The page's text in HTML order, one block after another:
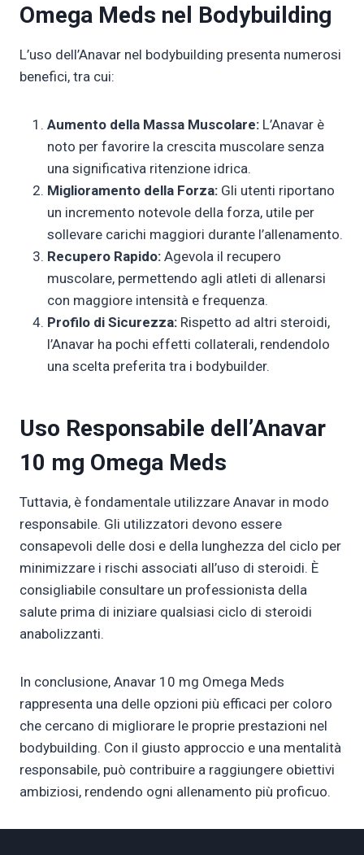
Omega Meds nel Bodybuilding
L’uso dell’Anavar nel bodybuilding presenta numerosi
benefici, tra cui:
Aumento della Massa Muscolare: L’Anavar è
noto per favorire la crescita muscolare senza
una significativa ritenzione idrica.
Miglioramento della Forza: Gli utenti riportano
un incremento notevole della forza, utile per
sollevare carichi maggiori durante l’allenamento.
Recupero Rapido: Agevola il recupero
muscolare, permettendo agli atleti di allenarsi
con maggiore intensità e frequenza.
Profilo di Sicurezza: Rispetto ad altri steroidi,
l’Anavar ha pochi effetti collaterali, rendendolo
una scelta preferita tra i bodybuilder.
Uso Responsabile dell’Anavar
10 mg Omega Meds
Tuttavia, è fondamentale utilizzare Anavar in modo
responsabile. Gli utilizzatori devono essere
consapevoli delle dosi e della lunghezza del ciclo per
minimizzare i rischi associati all’uso di steroidi. È
consigliabile consultare un professionista della
salute prima di iniziare qualsiasi ciclo di steroidi
anabolizzanti.
In conclusione, Anavar 10 mg Omega Meds
rappresenta una delle opzioni più efficaci per coloro
che cercano di migliorare le proprie prestazioni nel
bodybuilding. Con il giusto approccio e una mentalità
responsabile, può contribuire a raggiungere obiettivi
ambiziosi, rendendo ogni allenamento più proficuo.